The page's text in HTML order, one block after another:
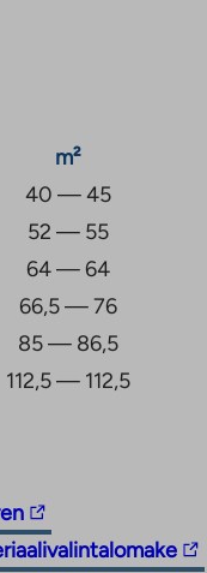
265 € och
m²
40 — 45
52 — 55
64 — 64
66,5 — 76
85 — 86,5
112,5 — 112,5